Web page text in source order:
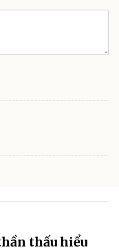
thấu hiểu